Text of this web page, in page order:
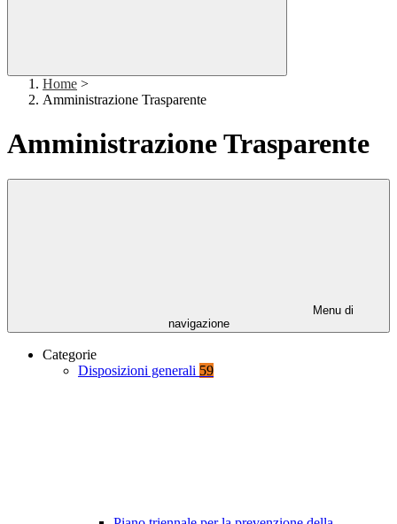
Home >
Amministrazione Trasparente
Amministrazione Trasparente
Menu di
navigazione
Categorie
Disposizioni generali 59